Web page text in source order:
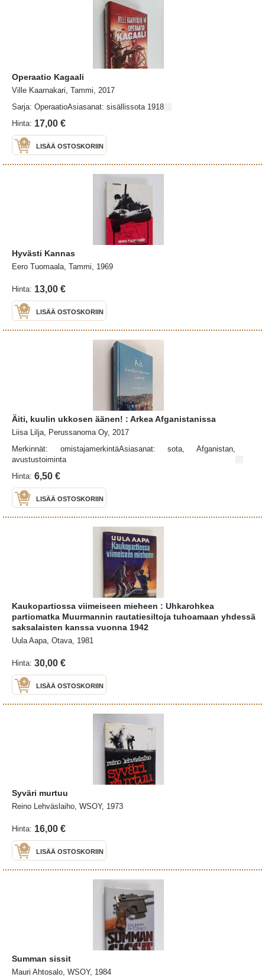
Operaatio Kagaali
Ville Kaarnakari, Tammi, 2017
Sarja: OperaatioAsiasanat: sisällissota 1918
Hinta: 17,00 €
LISÄÄ OSTOSKORIIN
Hyvästi Kannas
Eero Tuomaala, Tammi, 1969
Hinta: 13,00 €
LISÄÄ OSTOSKORIIN
Äiti, kuulin ukkosen äänen! : Arkea Afganistanissa
Liisa Lilja, Perussanoma Oy, 2017
Merkinnät: omistajamerkintäAsiasanat: sota, Afganistan,
avustustoiminta
Hinta: 6,50 €
LISÄÄ OSTOSKORIIN
Kaukopartiossa viimeiseen mieheen : Uhkarohkea
partiomatka Muurmannin rautatiesiltoja tuhoamaan yhdessä
saksalaisten kanssa vuonna 1942
Uula Aapa, Otava, 1981
Hinta: 30,00 €
LISÄÄ OSTOSKORIIN
Syväri murtuu
Reino Lehväslaiho, WSOY, 1973
Hinta: 16,00 €
LISÄÄ OSTOSKORIIN
Summan sissit
Mauri Ahtosalo, WSOY, 1984